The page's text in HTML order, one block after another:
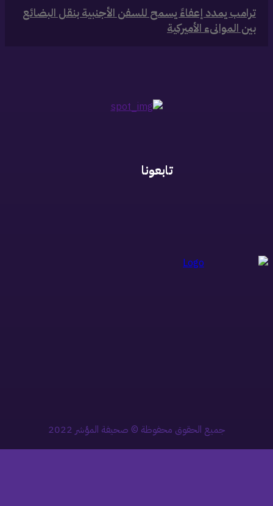
‏ترامب يمدد إعفاءً يسمح للسفن الأجنبية بنقل البضائع
بين الموانىء الأميركية
تابعونا
جميع الحقوق محفوظة © صحيفة المؤشر 2022